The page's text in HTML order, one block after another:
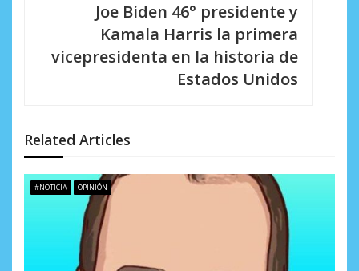
d
e
e
Joe Biden 46° presidente y
Kamala Harris la primera
vicepresidenta en la historia de
Estados Unidos
Related Articles
#NOTICIA OPINIÓN